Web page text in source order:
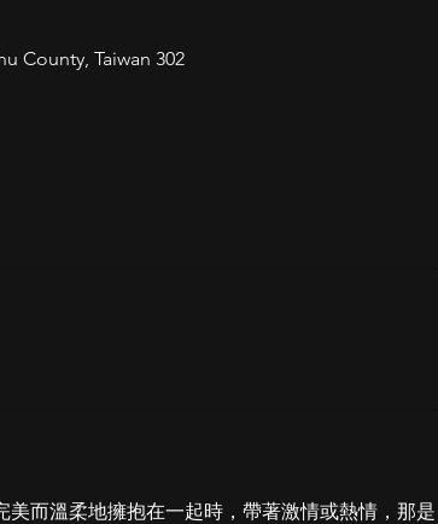
County, Taiwan 302
⽽溫柔地擁抱在⼀起時，帶著激情或熱情，那是